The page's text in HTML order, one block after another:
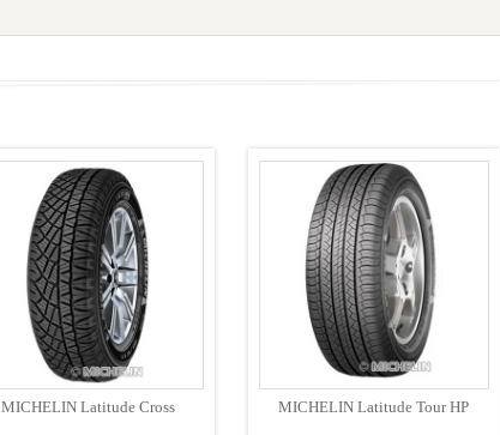
MICHELIN Latitude Cross MICHELIN Latitude Tour HP